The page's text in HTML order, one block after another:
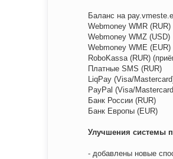
Баланс на
Webmoney WMR (RUR)
Webmoney WMZ (USD)
Webmoney WME (EUR)
RoboKassa (RUR)
Платные SMS (RUR)
LiqPay (Visa/
PayPal (Visa/
Банк России (RUR)
Банк Европы (EUR)
Улучшения системы
- добавлены новые